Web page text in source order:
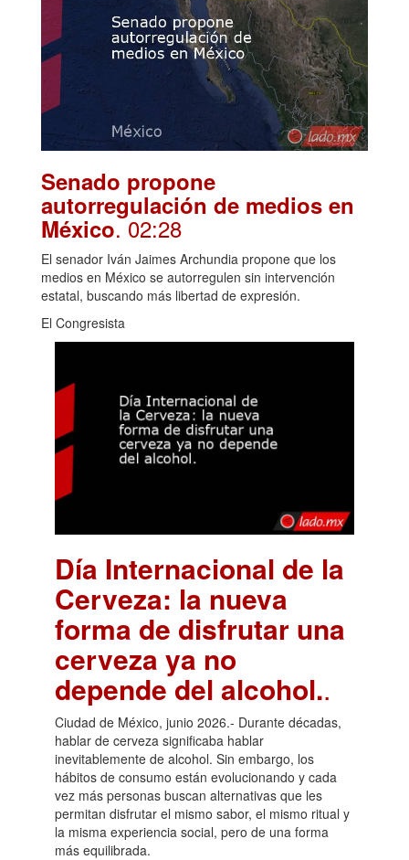
Senado propone
autorregulación de medios en
México. 02:28
El senador Iván Jaimes Archundia propone que los
medios en México se autorregulen sin intervención
estatal, buscando más libertad de expresión.
El Congresista
Día Internacional de la
Cerveza: la nueva
forma de disfrutar una
cerveza ya no
depende del alcohol..
Ciudad de México, junio 2026.- Durante décadas,
hablar de cerveza significaba hablar
inevitablemente de alcohol. Sin embargo, los
hábitos de consumo están evolucionando y cada
vez más personas buscan alternativas que les
permitan disfrutar el mismo sabor, el mismo ritual y
la misma experiencia social, pero de una forma
más equilibrada.